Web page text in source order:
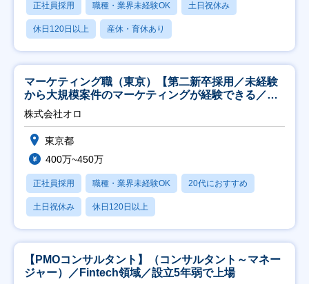
正社員採用 職種・業界未経験OK 土日祝休み
休日120日以上 産休・育休あり
マーケティング職（東京）【第二新卒採用／未経験
から大規模案件のマーケティングが経験できる／研
修充実】
株式会社オロ
東京都
400万~450万
正社員採用 職種・業界未経験OK 20代におすすめ
土日祝休み 休日120日以上
【PMOコンサルタント】（コンサルタント～マネー
ジャー）／Fintech領域／設立5年弱で上場